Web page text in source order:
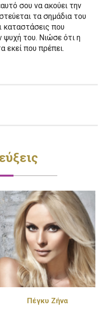
σου να ακούει την
τα σημάδια του
καταστάσεις που
ψυχή του. Νιώσε ότι η
εκεί που πρέπει.
Πέγκυ Ζήνα